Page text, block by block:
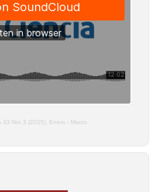
33 Nro 3 (2025), Enero - Marzo